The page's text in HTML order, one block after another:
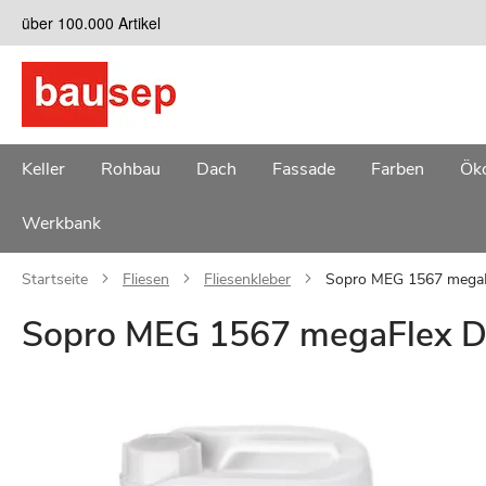
Zum
Inhalt
springen
über 100.000 Artikel
Keller Rohbau Dach Fassade Farben
Werkbank
Startseite Fliesen Fliesenkleber Sopro MEG 1567
Sopro MEG 1567 megaFlex